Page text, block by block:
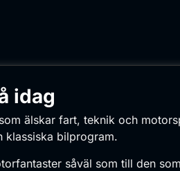
idag
älskar fart, teknik och
klassiska bilprogram.
såväl som till den